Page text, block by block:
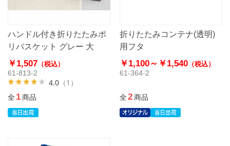
ハンドル付き折りたたみポ
リバスケット グレー 大
￥1,507 （税込）
61-813-2
4.0 （1）
全1商品
折りたたみコンテナ(透明)
用フタ
￥1,100～ ￥1,540（税込）
61-364-2
全2商品